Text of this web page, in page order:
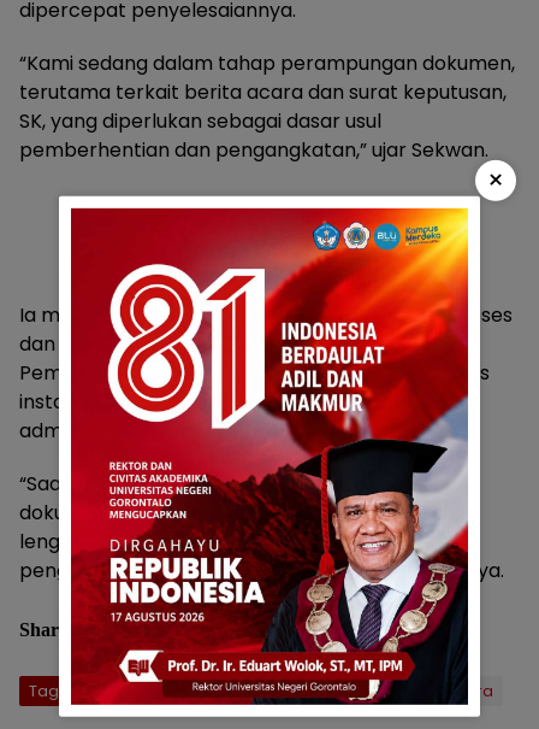
dipercepat penyelesaiannya.
“Kami sedang dalam tahap perampungan dokumen,
terutama terkait berita acara dan surat keputusan,
SK, yang diperlukan sebagai dasar usul
pemberhentian dan pengangkatan,” ujar Sekwan.
Ia memastikan seluruh berkas akan segera diproses
dan disampaikan ke Pemerintah Provinsi melalui
Pemerintah Daerah. Menurutnya, koordinasi lintas
instansi penting untuk memastikan keabsahan
administratif usulan tersebut.
“Saat ini masih ada perampungan berkas dan
dokumen pendukung lainnya. Setelah dokumen
lengkap dan dikirimkan, kami menunggu
pengesahan dari Pemerintah Provinsi,” tambahnya.
Share :
Tag: #Rapat Paripurna DPRD Kabupaten Boltara
×